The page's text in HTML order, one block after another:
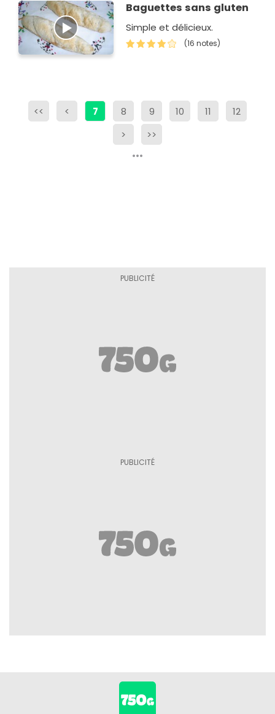
Baguettes sans gluten
Simple et délicieux.
(16 notes)
<< < 7 8 9 10 11
12
>
>>